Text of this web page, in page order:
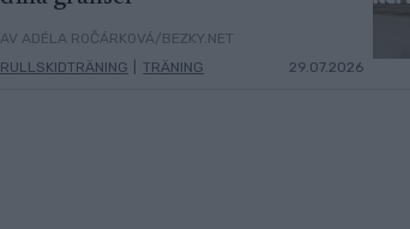
AV ADÉLA ROČÁRKOVÁ/BEZKY.NET
RULLSKIDTRÄNING
TRÄNING 29.07.2026